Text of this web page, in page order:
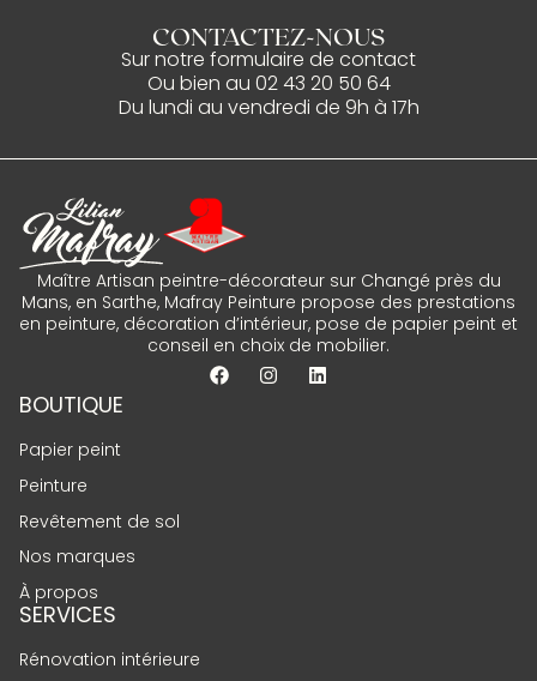
CONTACTEZ-NOUS
Sur notre formulaire de contact
Ou bien au 02 43 20 50 64
Du lundi au vendredi de 9h à 17h
Maître Artisan peintre-décorateur sur Changé près du
Mans, en Sarthe, Mafray Peinture propose des prestations
en peinture, décoration d’intérieur, pose de papier peint et
conseil en choix de mobilier.
BOUTIQUE
Papier peint
Peinture
Revêtement de sol
Nos marques
À propos
SERVICES
Rénovation intérieure